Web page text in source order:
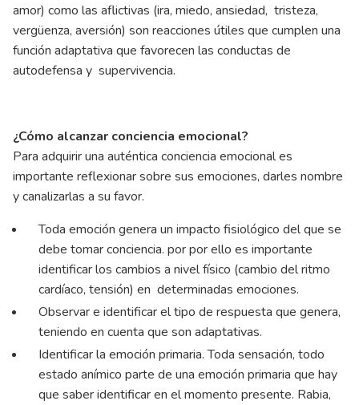
amor) como las aflictivas (ira, miedo, ansiedad, tristeza,
vergüenza, aversión) son reacciones útiles que cumplen una
función adaptativa que favorecen las conductas de
autodefensa y supervivencia.
¿Cómo alcanzar conciencia emocional?
Para adquirir una auténtica conciencia emocional es
importante reflexionar sobre sus emociones, darles nombre
y canalizarlas a su favor.
Toda emoción genera un impacto fisiológico del que se
debe tomar conciencia. por por ello es importante
identificar los cambios a nivel físico (cambio del ritmo
cardíaco, tensión) en determinadas emociones.
Observar e identificar el tipo de respuesta que genera,
teniendo en cuenta que son adaptativas.
Identificar la emoción primaria. Toda sensación, todo
estado anímico parte de una emoción primaria que hay
que saber identificar en el momento presente. Rabia,